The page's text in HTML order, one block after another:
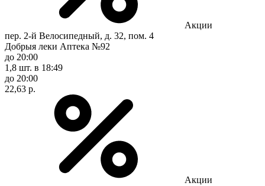
Акции
пер. 2-й Велосипедный, д. 32, пом. 4
Добрыя леки Аптека №92
до 20:00
1,8 шт. в 18:49
до 20:00
22,63 р.
Акции